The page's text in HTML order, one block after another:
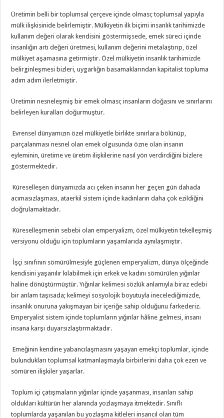
Üretimin belli bir toplumsal çerçeve içinde olması; toplumsal yapıyla
mülk ilişkisinide belirlemiştir. Mülkiyetin ilk biçimi insanlık tarihimizde
kullanım değeri olarak kendisini göstermişsede, emek süreci içinde
insanlığın artı değeri üretmesi, kullanım değerini metalaştırıp, özel
mülkiyet aşamasına getirmiştir. Özel mülkiyetin insanlık tarihimizde
belirginleşmesi bizleri, uygarlığın basamaklarından kapitalist topluma
adım adım ilerletmiştir.
Üretimin nesneleşmiş bir emek olması; insanların doğasını ve sınırlarını
belirleyen kuralları doğurmuştur.
Evrensel dünyamızın özel mülkiyetle birlikte sınırlara bölünüp,
parçalanması nesnel olan emek olgusunda özne olan insanın
eyleminin, üretime ve üretim ilişkilerine nasıl yön verdirdiğini bizlere
göstermektedir.
Küreselleşen dünyamızda acı çeken insanın her geçen gün dahada
acımasızlaşması, ataerkil sistem içinde kadınların daha çok ezildiğini
doğrulamaktadır.
Küreselleşmenin sebebi olan emperyalizm, özel mülkiyetin tekelleşmiş
versiyonu olduğu için toplumların yaşamlarıda aynılaşmıştır.
İşçi sınıfının sömürülmesiyle güçlenen emperyalizm, dünya ölçeğinde
kendisini yaşanılır kılabilmek için erkek ve kadını sömürülen yığınlar
haline dönüştürmüştür. Yığınlar kelimesi sözlük anlamıyla biraz edebi
bir anlam taşısada; kelimeyi sosyolojik boyutuyla inecelediğimizde,
insanlık onuruna yakışmayan bir içeriğe sahip olduğunu farkederiz.
Emperyalist sistem içinde toplumların yığınlar hâline gelmesi, insanı
insana karşı duyarsızlaştırmaktadır.
Emeğinin kendine yabancılaşmasını yaşayan emekçi toplumlar, içinde
bulundukları toplumsal katmanlaşmayla birbirlerini daha çok ezen ve
sömüren ilişkiler yaşarlar.
Toplum içi çatışmaların yığınlar içinde yaşanması, insanları sahip
oldukları kültürün her alanında yozlaşmaya itmektedir. Sınıflı
toplumlarda yaşanılan bu yozlaşma kitleleri insancıl olan tüm